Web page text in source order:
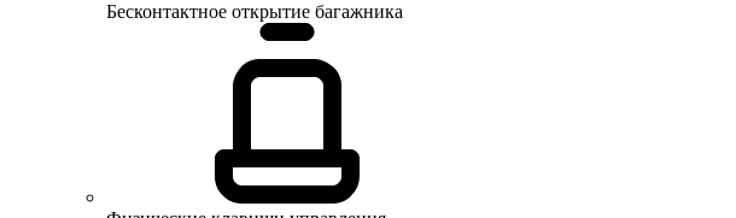
Бесконтактное открытие багажника